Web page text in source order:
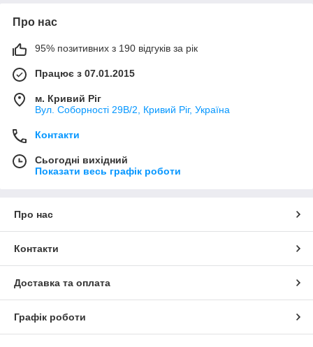
Про нас
95% позитивних з 190 відгуків за рік
Працює з 07.01.2015
м. Кривий Ріг
Вул. Соборності 29В/2, Кривий Ріг, Україна
Контакти
Сьогодні вихідний
Показати весь графік роботи
Про нас
Контакти
Доставка та оплата
Графік роботи